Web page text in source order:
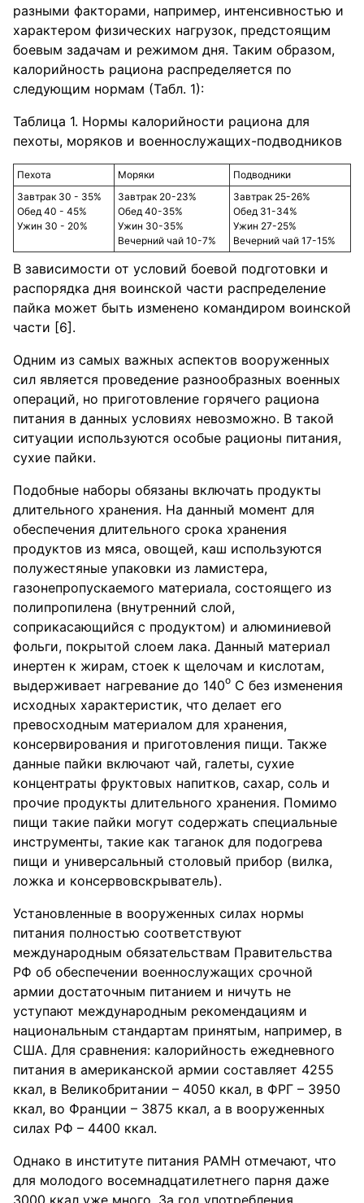
разными факторами, например, интенсивностью и
характером физических нагрузок, предстоящим
боевым задачам и режимом дня. Таким образом,
калорийность рациона распределяется по
следующим нормам (Табл. 1):
Таблица 1. Нормы калорийности рациона для
пехоты, моряков и военнослужащих-подводников
Пехота Моряки
Подводники
Завтрак 30 - 35%
Обед 40 - 45%
Ужин 30 - 20%
Завтрак 20-23%
Обед 40-35%
Ужин 30-35%
Вечерний чай 10-7%
Завтрак 25-26%
Обед 31-34%
Ужин 27-25%
Вечерний чай 17-15%
В зависимости от условий боевой подготовки и
распорядка дня воинской части распределение
пайка может быть изменено командиром воинской
части [6].
Одним из самых важных аспектов вооруженных
сил является проведение разнообразных военных
операций, но приготовление горячего рациона
питания в данных условиях невозможно. В такой
ситуации используются особые рационы питания,
сухие пайки.
Подобные наборы обязаны включать продукты
длительного хранения. На данный момент для
обеспечения длительного срока хранения
продуктов из мяса, овощей, каш используются
полужестяные упаковки из ламистера,
газонепропускаемого материала, состоящего из
полипропилена (внутренний слой,
соприкасающийся с продуктом) и алюминиевой
фольги, покрытой слоем лака. Данный материал
инертен к жирам, стоек к щелочам и кислотам,
выдерживает нагревание до 140о С без изменения
исходных характеристик, что делает его
превосходным материалом для хранения,
консервирования и приготовления пищи. Также
данные пайки включают чай, галеты, сухие
концентраты фруктовых напитков, сахар, соль и
прочие продукты длительного хранения. Помимо
пищи такие пайки могут содержать специальные
инструменты, такие как таганок для подогрева
пищи и универсальный столовый прибор (вилка,
ложка и консервовскрыватель).
Установленные в вооруженных силах нормы
питания полностью соответствуют
международным обязательствам Правительства
РФ об обеспечении военнослужащих срочной
армии достаточным питанием и ничуть не
уступают международным рекомендациям и
национальным стандартам принятым, например, в
США. Для сравнения: калорийность ежедневного
питания в американской армии составляет 4255
ккал, в Великобритании – 4050 ккал, в ФРГ – 3950
ккал, во Франции – 3875 ккал, а в вооруженных
силах РФ – 4400 ккал.
Однако в институте питания РАМН отмечают, что
для молодого восемнадцатилетнего парня даже
3000 ккал уже много. За год употребления